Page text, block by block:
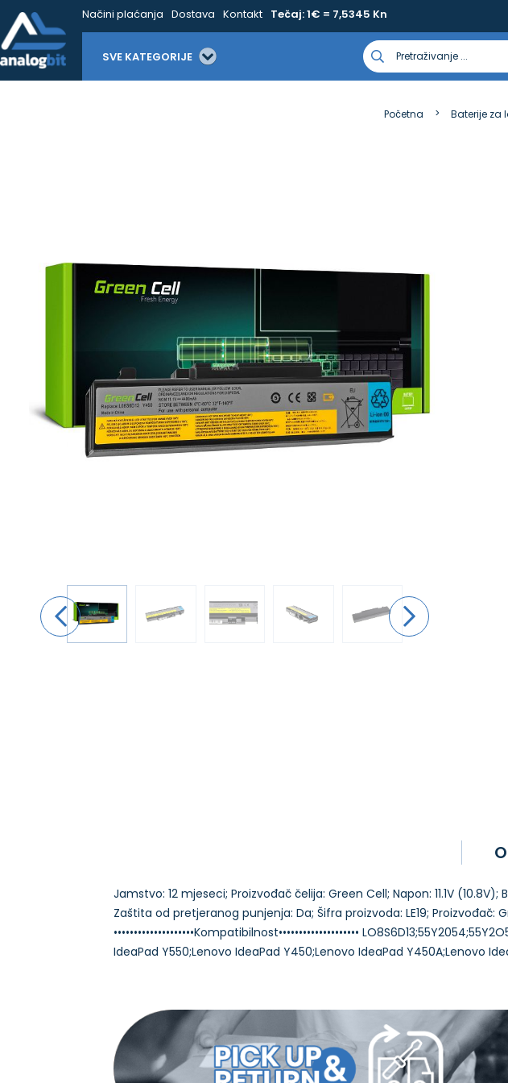
Načini plaćanja Dostava Kontakt Tečaj: 1€ = 7,5345 Kn
SVE KATEGORIJE
Početna Baterije za
Jamstvo: 12 mjeseci; Proizvođač čelija: Green Cell; Napon: 11.1V
Zaštita od pretjeranog punjenja: Da; Šifra proizvoda: LE19; Proizvođač:
••••••••••••••••••••Kompatibilnost••••••••••••••••••••